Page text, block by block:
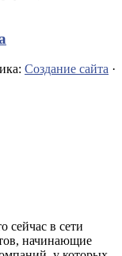
Создание сайта ·
сейчас в сети
начинающие